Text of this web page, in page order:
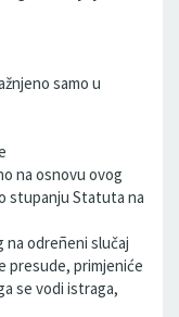
samo u
na osnovu ovog
stupanju Statuta na
na odreñeni slučaj
presude, primjeniće
se vodi istraga,